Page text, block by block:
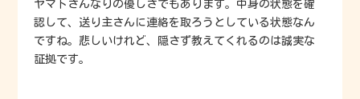
ヤマトさんなりの優しさでもあります。中身の状態を確
認して、送り主さんに連絡を取ろうとしている状態なん
ですね。悲しいけれど、隠さず教えてくれるのは誠実な
証拠です。